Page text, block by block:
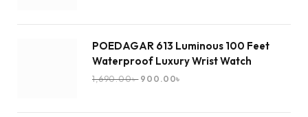
POEDAGAR 613 Luminous 100 Feet
Waterproof Luxury Wrist Watch
1,690.00৳ 900.00৳